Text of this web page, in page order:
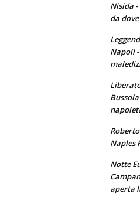
Nisida -
da
Napoli
Bussola
Naples
Notte
aperta